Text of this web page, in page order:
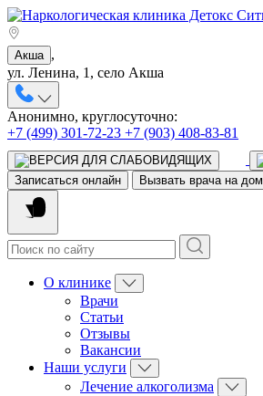
Акша ,
ул. Ленина, 1, село Акша
Анонимно, круглосуточно:
+7 (499) 301-72-23 +7 (903) 408-83-81
Записаться онлайн Вызвать врача на дом
О клинике
Врачи
Статьи
Отзывы
Вакансии
Наши услуги
Лечение алкоголизма